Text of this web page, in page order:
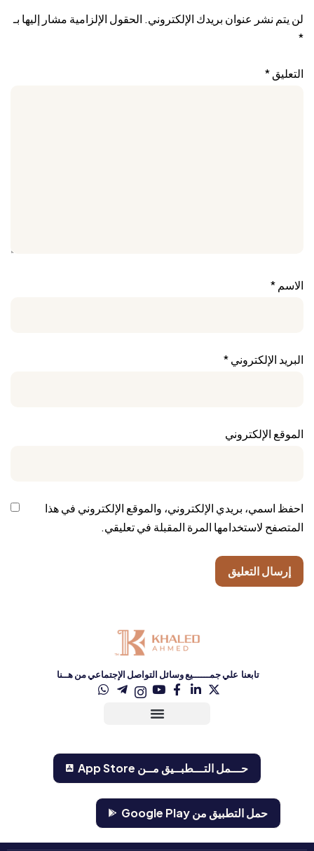
لن يتم نشر عنوان بريدك الإلكتروني. الحقول الإلزامية مشار إليها بـ
*
التعليق*
الاسم *
البريد الإلكتروني*
الموقع الإلكتروني
احفظ اسمي، بريدي الإلكتروني، والموقع الإلكتروني في هذا
المتصفح لاستخدامها المرة المقبلة في تعليقي.
تابعنا علي جمــــــيع وسائل التواصل الإجتماعي من هــنا
حـــمل التـــطبــيق مــن ‏App Store‏
حمل التطبيق من Google Play